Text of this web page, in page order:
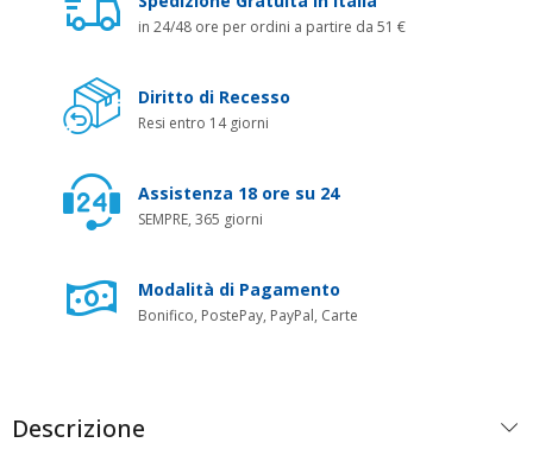
in 24/48 ore per ordini a partire da 51 €
Diritto di Recesso
Resi entro 14 giorni
Assistenza 18 ore su 24
SEMPRE, 365 giorni
Modalità di Pagamento
Bonifico, PostePay, PayPal, Carte
Descrizione